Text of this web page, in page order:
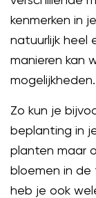
kenmerken in
natuurlijk heel
manieren kan
mogelijkheden.
Zo kun je
beplanting in
planten maar
bloemen in de
heb je ook